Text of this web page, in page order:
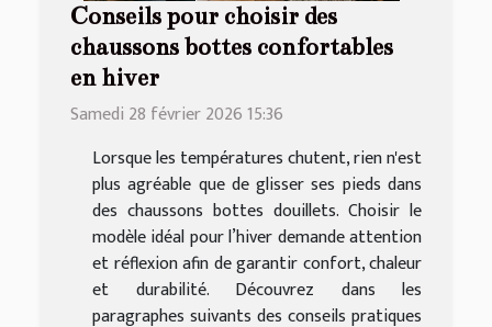
Conseils pour choisir des
chaussons bottes confortables
en hiver
Samedi 28 février 2026 15:36
Lorsque les températures chutent, rien n'est
plus agréable que de glisser ses pieds dans
des chaussons bottes douillets. Choisir le
modèle idéal pour l’hiver demande attention
et réflexion afin de garantir confort, chaleur
et durabilité. Découvrez dans les
paragraphes suivants des conseils pratiques